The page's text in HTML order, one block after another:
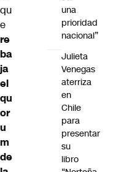
qu
e
re
ba
ja
el
qu
or
u
m
de
una
prioridad
nacional”
Julieta
Venegas
aterriza
en
Chile
para
presentar
su
libro